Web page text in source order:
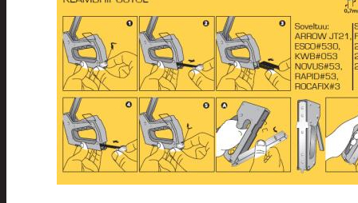
Pesuaineet
Yleispesuaineet
Eläintenruoka ja tarvikkeet
Jyrsijät
Kissat
Koirat
Linnut
Linnunpöntöt ja
Linnunruoka
Kodin elektroniikka ja laitteet